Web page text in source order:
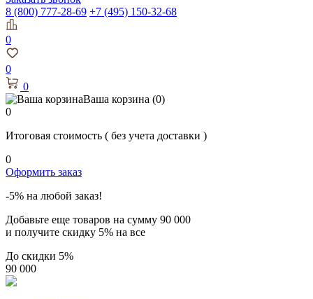
8 (800) 777-28-69 +7 (495) 150-32-68
0
0
0
Ваша корзина (0)
0
Итоговая стоимость ( без учета доставки )
0
Оформить заказ
-5% на любой заказ!
Добавьте еще товаров на сумму 90 000
и получите скидку 5% на все
До скидки 5%
90 000